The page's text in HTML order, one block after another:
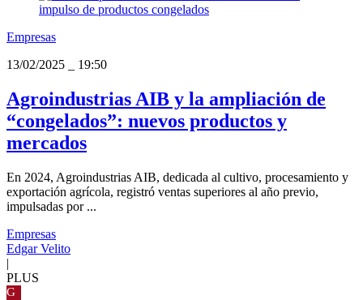
Empresas
13/02/2025
19:50
Agroindustrias AIB y la ampliación de
“congelados”: nuevos productos y
mercados
En 2024, Agroindustrias AIB, dedicada al cultivo, procesamiento y
exportación agrícola, registró ventas superiores al año previo,
impulsadas por ...
Empresas
Edgar Velito
|
PLUS
G